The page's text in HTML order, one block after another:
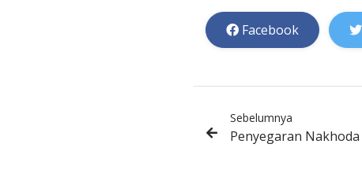
Facebook
Sebelumnya
Penyegaran